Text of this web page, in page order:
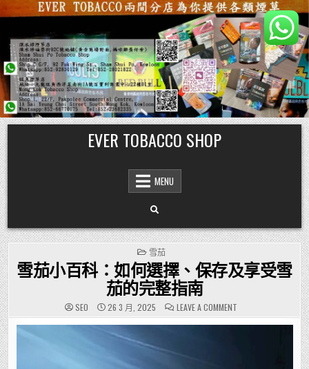
Skip
to
content
EVER TOBACCO SHOP
MENU
POSTED
IN
雪茄
雪茄小百科：如何選擇、保存及享受雪
茄的完整指南
SEO 26 3 月, 2025 LEAVE A COMMENT
雪
茄